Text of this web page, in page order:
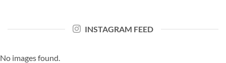
INSTAGRAM FEED
No images found.